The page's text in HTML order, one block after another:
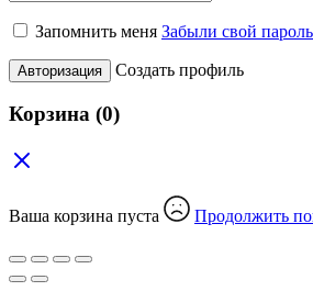
Запомнить меня Забыли свой
Авторизация Создать профиль
Корзина (0)
Ваша корзина пуста Продолжить